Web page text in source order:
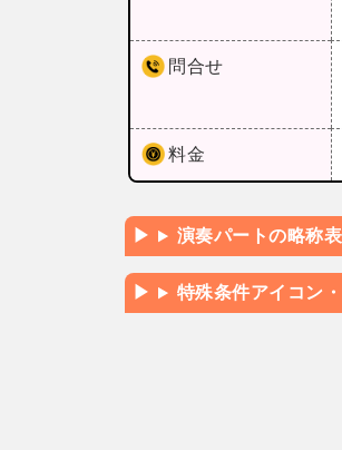
問合せ
料金
演奏パートの略称
特殊条件アイコン